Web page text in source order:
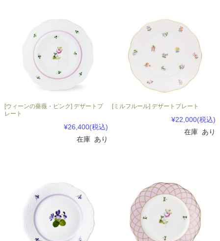
[ウィーンの薔薇・ピンク] デザートプ
レート
¥26,400(税込)
在庫 あり
[ミルフルール] デザートプレート
¥22,000(税込)
在庫 あり